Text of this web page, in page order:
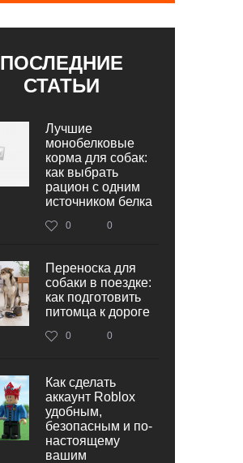
ПОСЛЕДНИЕ
СТАТЬИ
Лучшие
монобелковые
корма для собак:
как выбрать
рацион с одним
источником белка
0 0
Переноска для
собаки в поездке:
как подготовить
питомца к дороге
0 0
Как сделать
аккаунт Roblox
удобным,
безопасным и по-
настоящему
вашим